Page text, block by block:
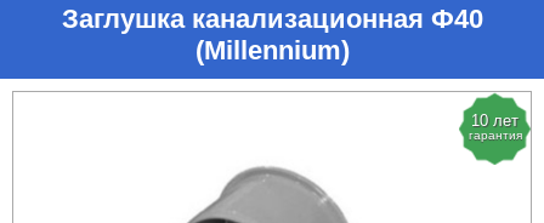
Заглушка канализационная Ф40
(Millennium)
10 лет
гарантия